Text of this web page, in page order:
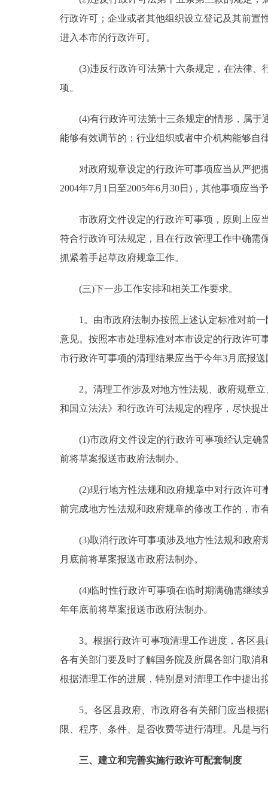
行政许可；企业或者其他组织设立登记及其前置
进入本市的行政许可。
(3)违反行政许可法第十六条规定，在法律、
项。
(4)有行政许可法第十三条规定的情形，属于
能够有效调节的；行业组织或者中介机构能够自
对政府规章设定的行政许可事项应当从严把握
2004年7月1日至2005年6月30日)，其他事项应当
市政府文件设定的行政许可事项，原则上应当
符合行政许可法规定，且在行政管理工作中确需
抓紧着手起草政府规章工作。
(三)下一步工作安排和相关工作要求。
1。由市政府法制办按照上述认定标准对前一
意见。按照本市处理标准对本市设定的行政许可
市行政许可事项的清理结果应当于今年3月底报
2。清理工作涉及对地方性法规、政府规章立
和国立法法》和行政许可法规定的程序，尽快提
(1)市政府文件设定的行政许可事项经认定确需
前将草案报送市政府法制办。
(2)现行地方性法规和政府规章中对行政许可
前完成地方性法规和政府规章的修改工作的，市
(3)取消行政许可事项涉及地方性法规和政府
月底前将草案报送市政府法制办。
(4)临时性行政许可事项在临时期满确需继续
年年底前将草案报送市政府法制办。
3。根据行政许可事项清理工作进度，各区县
各有关部门要及时了解国务院及所属各部门取消
根据清理工作的进展，特别是对清理工作中提出
5。各区县政府、市政府各有关部门应当根据
限、程序、条件、是否收费等进行清理。凡是与
三、建立和完善实施行政许可配套制度